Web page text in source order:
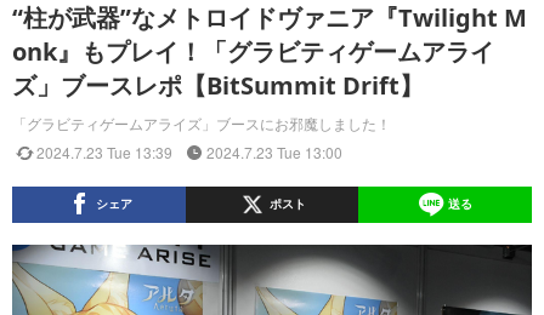
“柱が武器”なメトロイドヴァニア『Twilight M
onk』もプレイ！「グラビティゲームアライ
ズ」ブースレポ【BitSummit Drift】
「グラビティゲームアライズ」ブースにお邪魔しました！
2024.7.23 Tue 13:39 2024.7.23 Tue 13:00
シェア ポスト 送る